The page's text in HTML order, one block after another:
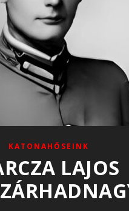
KATONAHŐSEINK
LAJOS